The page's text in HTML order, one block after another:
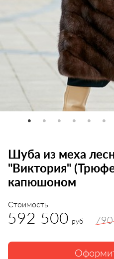
Шуба из меха
"Виктория"
капюшоном
Стоимость
592 500 руб